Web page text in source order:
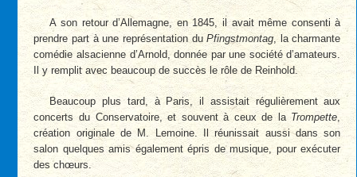
A son retour d’Allemagne, en 1845, il avait même consenti à
prendre part à une représentation duPfingstmontag, la charmante
comédie alsacienne d’Arnold, donnée par une société d’amateurs.
Il y remplit avec beaucoup de succès le rôle de Reinhold.
Beaucoup plus tard, à Paris, il assistait régulièrement aux
concerts du Conservatoire, et souvent à ceux de la Trompette,
création originale de M. Lemoine. Il réunissait aussi dans son
salon quelques amis également épris de musique, pour exécuter
des chœurs.